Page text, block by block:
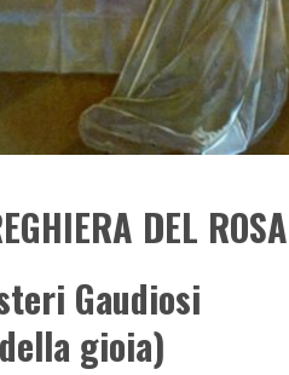
DEL
Gaudiosi
gioia)